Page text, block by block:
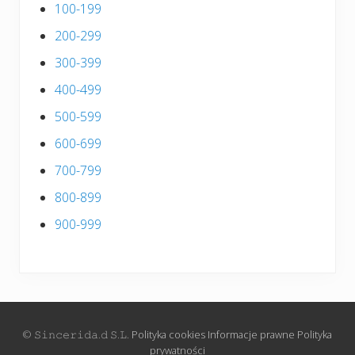
100-199
200-299
300-399
400-499
500-599
600-699
700-799
800-899
900-999
© 𝚂𝚒𝚗𝚌𝚎𝚛𝚒𝚍𝚊.𝚍 𝚂.𝙻. Polityka cookies Informacje prawne Polityka
prywatności